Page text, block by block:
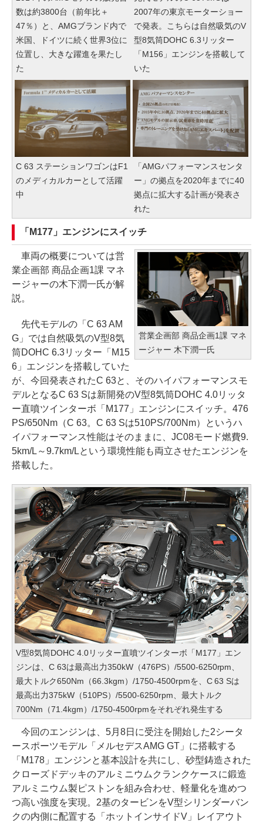
数は約3800台（前年比＋
47％）と、AMGブランド内で
米国、ドイツに続く世界3位に
位置し、大きな躍進を果たし
た
2007年の東京モーターショー
で発表。こちらは自然吸気のV
型8気筒DOHC 6.3リッター
「M156」エンジンを搭載して
いた
C 63 ステーションワゴンはF1
のメディカルカーとして活躍
中
「AMGパフォーマンスセンタ
ー」の拠点を2020年までに40
拠点に拡大する計画が発表さ
れた
「M177」エンジンにスイッチ
営業企画部 商品企画1課 マネ
ージャー 木下潤一氏
車両の概要については営
業企画部 商品企画1課 マネ
ージャーの木下潤一氏が解
説。
先代モデルの「C 63 AM
G」では自然吸気のV型8気
筒DOHC 6.3リッター「M15
6」エンジンを搭載していた
が、今回発表されたC 63と、そのハイパフォーマンスモ
デルとなるC 63 Sは新開発のV型8気筒DOHC 4.0リッタ
ー直噴ツインターボ「M177」エンジンにスイッチ。476
PS/650Nm（C 63。C 63 Sは510PS/700Nm）というハ
イパフォーマンス性能はそのままに、JC08モード燃費9.
5km/L～9.7km/Lという環境性能も両立させたエンジンを
搭載した。
V型8気筒DOHC 4.0リッター直噴ツインターボ「M177」エン
ジンは、C 63は最高出力350kW（476PS）/5500-6250rpm、
最大トルク650Nm（66.3kgm）/1750-4500rpmを、C 63 Sは
最高出力375kW（510PS）/5500-6250rpm、最大トルク
700Nm（71.4kgm）/1750-4500rpmをそれぞれ発生する
今回のエンジンは、5月8日に受注を開始した2シータ
ースポーツモデル「メルセデスAMG GT」に搭載する
「M178」エンジンと基本設計を共にし、砂型鋳造された
クローズドデッキのアルミニウムクランクケースに鍛造
アルミニウム製ピストンを組み合わせ、軽量化を進めつ
つ高い強度を実現。2基のタービンをV型シリンダーバン
クの内側に配置する「ホットインサイドV」レイアウト